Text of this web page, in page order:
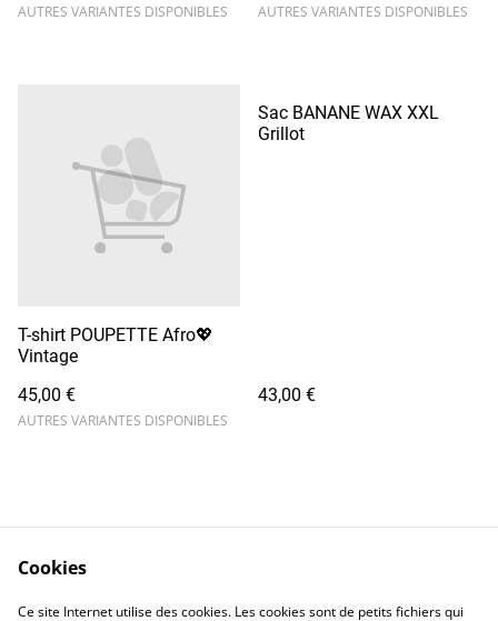
AUTRES VARIANTES DISPONIBLES AUTRES VARIANTES DISPONIBLES
T-shirt POUPETTE Afro💖
Vintage
45,00 €
AUTRES VARIANTES DISPONIBLES
Sac BANANE WAX XXL
Grillot
43,00 €
Contactez-moi
Legal Terms
Cookies
Ce site Internet utilise des cookies. Les cookies sont de petits fichiers qui